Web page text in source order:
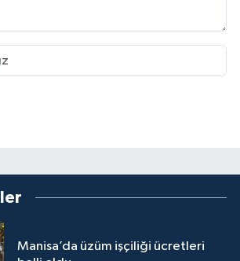
Manisa’da üzüm işçiliği ücretleri